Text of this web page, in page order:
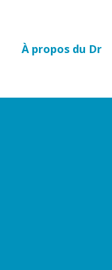
À propos du Dr